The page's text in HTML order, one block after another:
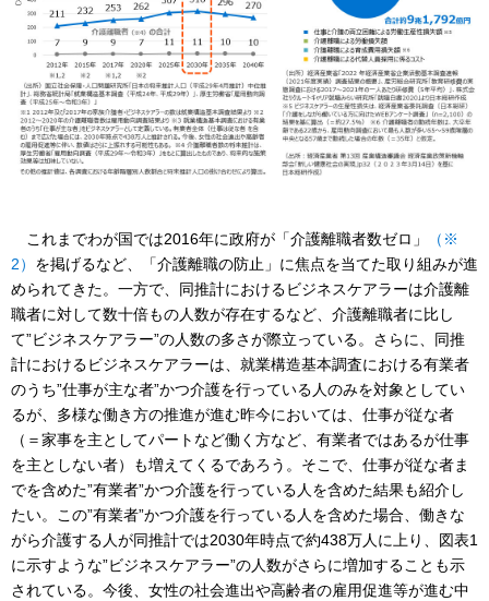
これまでわが国では2016年に政府が「介護離職者数ゼロ」
（※
2） を掲げるなど、「介護離職の防止」に焦点を当てた取り組みが進
められてきた。一方で、同推計におけるビジネスケアラーは介護離
職者に対して数十倍もの人数が存在するなど、介護離職者に比し
て”ビジネスケアラー”の人数の多さが際立っている。さらに、同推
計におけるビジネスケアラーは、就業構造基本調査における有業者
のうち”仕事が主な者”かつ介護を行っている人のみを対象としてい
るが、多様な働き方の推進が進む昨今においては、仕事が従な者
（＝家事を主としてパートなど働く方など、有業者ではあるが仕事
を主としない者）も増えてくるであろう。そこで、仕事が従な者ま
でを含めた”有業者”かつ介護を行っている人を含めた結果も紹介し
たい。この”有業者”かつ介護を行っている人を含めた場合、働きな
がら介護する人が同推計では2030年時点で約438万人に上り、図表1
に示すような”ビジネスケアラー”の人数がさらに増加することも示
されている。今後、女性の社会進出や高齢者の雇用促進等が進む中